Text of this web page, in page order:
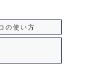
の使い方